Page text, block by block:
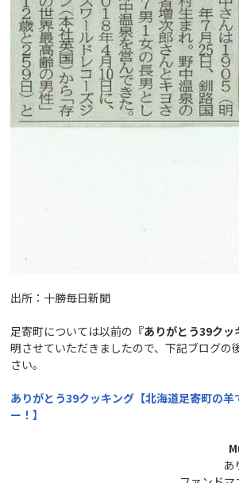
出所：十勝毎日新聞
足寄町については以前の 『ありがとう39クッ
明させていただきましたので、下記ブログの
さい。
ありがとう39クッキング【北海道足寄町の羊
ー！】
あ